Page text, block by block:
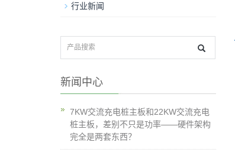
行业新闻
新闻中心
7KW交流充电桩主板和22KW交流充电
桩主板，差别不只是功率——硬件架构
完全是两套东西？